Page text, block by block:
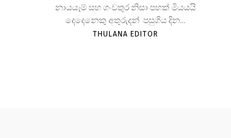
නායයෑම් සහ ගංවතුර නිසා පහක් මියයයි
දෙදෙනෙකු අතුරුදන් පසුගිය දින...
THULANA EDITOR